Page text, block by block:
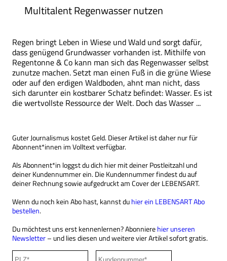
Multitalent Regenwasser nutzen
Regen bringt Leben in Wiese und Wald und sorgt dafür,
dass genügend Grundwasser vorhanden ist. Mithilfe von
Regentonne & Co kann man sich das Regenwasser selbst
zunutze machen. Setzt man einen Fuß in die grüne Wiese
oder auf den erdigen Waldboden, ahnt man nicht, dass
sich darunter ein kostbarer Schatz befindet: Wasser. Es ist
die wertvollste Ressource der Welt. Doch das Wasser ...
Guter Journalismus kostet Geld. Dieser Artikel ist daher nur für
Abonnent*innen im Volltext verfügbar.
Als Abonnent*in loggst du dich hier mit deiner Postleitzahl und
deiner Kundennummer ein. Die Kundennummer findest du auf
deiner Rechnung sowie aufgedruckt am Cover der LEBENSART.
Wenn du noch kein Abo hast, kannst duhier ein LEBENSART Abo
bestellen.
Du möchtest uns erst kennenlernen? Abonnierehier unseren
Newsletter– und lies diesen und weitere vier Artikel sofort gratis.